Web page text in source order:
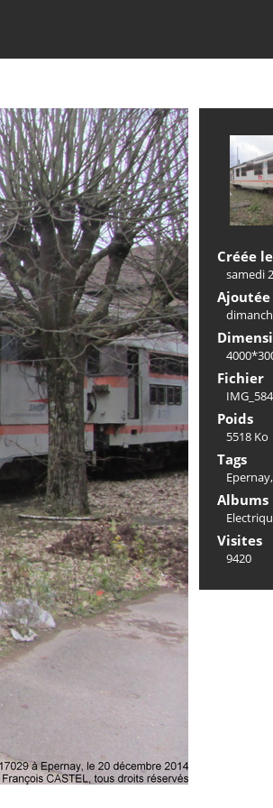
Créée le
samedi
Fichier
Poids
5518 Ko
Tags
Epernay,
Albums
Visites
9420